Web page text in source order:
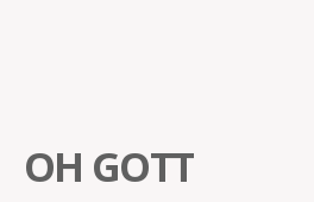
OH GOTT